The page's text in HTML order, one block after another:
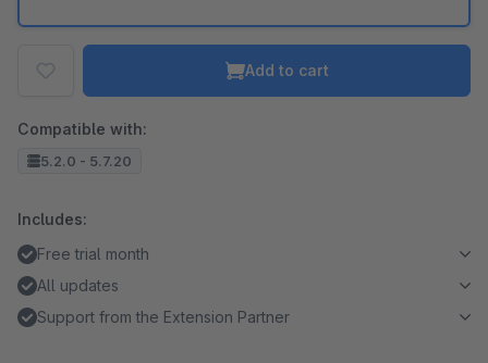
Add to cart
Compatible with:
5.2.0 - 5.7.20
Includes:
Free trial month
All updates
Support from the Extension Partner